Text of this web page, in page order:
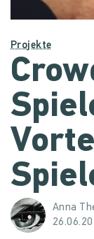
Projekte
Anna